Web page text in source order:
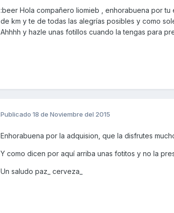
:beer Hola compañero liomieb , enhorabuena por
de km y te de todas las alegrías posibles y como
Ahhhh y hazle unas fotillos cuando la tengas para
Publicado 18 de Noviembre del 2015
Enhorabuena por la adquision, que la disfrutes
Y como dicen por aquí arriba unas fotitos y no la
Un saludo paz_ cerveza_